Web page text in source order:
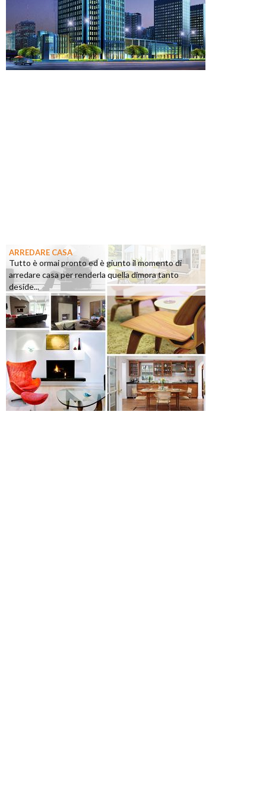
ARREDARE CASA
Tutto è ormai pronto ed è giunto il momento di
arredare casa per renderla quella dimora tanto
deside...